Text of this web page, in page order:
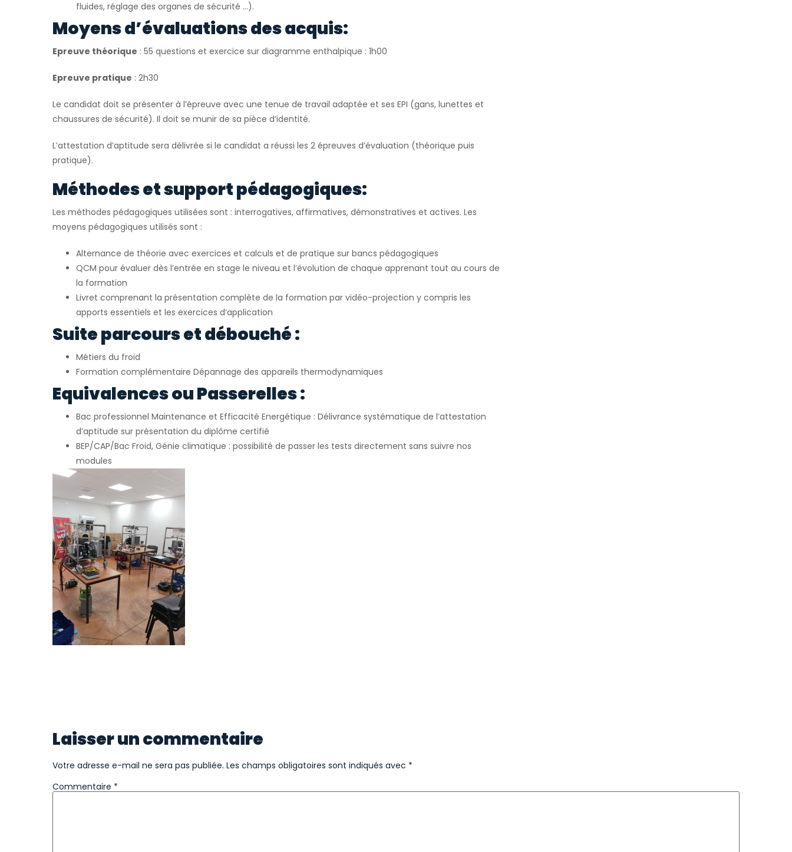
fluides, réglage des organes de sécurité …).
Moyens d’évaluations des acquis:
Epreuve théorique : 55 questions et exercice sur diagramme enthalpique : 1h00
Epreuve pratique : 2h30
Le candidat doit se présenter à l’épreuve avec une tenue de travail adaptée et ses EPI (gans, lunettes et
chaussures de sécurité). Il doit se munir de sa pièce d’identité.
L’attestation d’aptitude sera délivrée si le candidat a réussi les 2 épreuves d’évaluation (théorique puis
pratique).
Méthodes et support pédagogiques:
Les méthodes pédagogiques utilisées sont : interrogatives, affirmatives, démonstratives et actives. Les
moyens pédagogiques utilisés sont :
Alternance de théorie avec exercices et calculs et de pratique sur bancs pédagogiques
QCM pour évaluer dès l’entrée en stage le niveau et l’évolution de chaque apprenant tout au cours de
la formation
Livret comprenant la présentation complète de la formation par vidéo-projection y compris les
apports essentiels et les exercices d’application
Suite parcours et débouché :
Métiers du froid
Formation complémentaire Dépannage des appareils thermodynamiques
Equivalences ou Passerelles :
Bac professionnel Maintenance et Efficacité Energétique : Délivrance systématique de l’attestation
d’aptitude sur présentation du diplôme certifié
BEP/CAP/Bac Froid, Génie climatique : possibilité de passer les tests directement sans suivre nos
modules
Laisser un commentaire
Votre adresse e-mail ne sera pas publiée. Les champs obligatoires sont indiqués avec *
Commentaire *